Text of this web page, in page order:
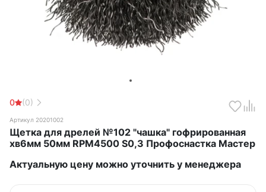
0 (0)
Артикул 20201002
Щетка для дрелей №102 "чашка" гофрированная
хв6мм 50мм RPM4500 S0,3 Профоснастка Мастер
Актуальную цену можно уточнить у менеджера